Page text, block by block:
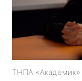
ТНПА